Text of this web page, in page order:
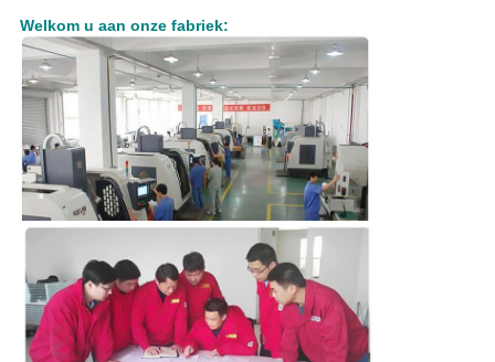
Welkom u aan onze fabriek: